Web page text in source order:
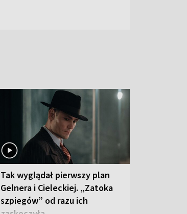
Tak wyglądał pierwszy plan
Gelnera i Cieleckiej. „Zatoka
szpiegów” od razu ich